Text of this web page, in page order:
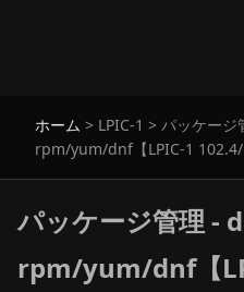
ホーム > LPIC-1 > パッケー
rpm/yum/dnf【LPIC-1 102.4/
パッケージ管理 -
rpm/yum/dnf【